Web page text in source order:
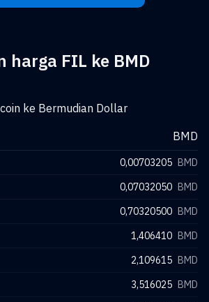
harga FIL ke BMD
ke Bermudian Dollar
BMD
0,00703205 BMD
0,07032050 BMD
0,70320500 BMD
1,406410 BMD
2,109615 BMD
3,516025 BMD